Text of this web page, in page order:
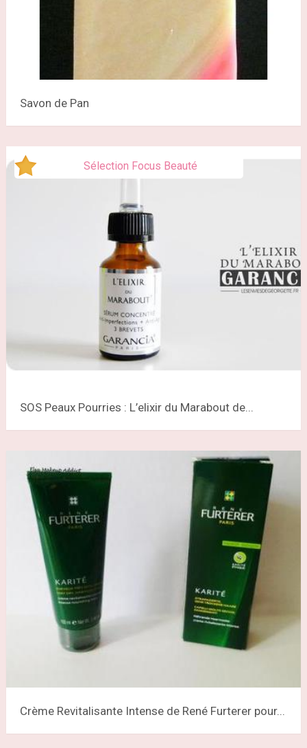
Savon de Pan
Sélection Focus Beauté
SOS Peaux Pourries : L’elixir du Marabout de...
Crème Revitalisante Intense de René Furterer pour...